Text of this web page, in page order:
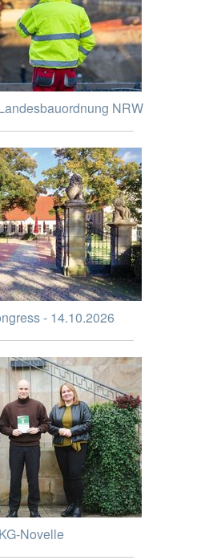
NRW
- 14.10.2026
Novelle